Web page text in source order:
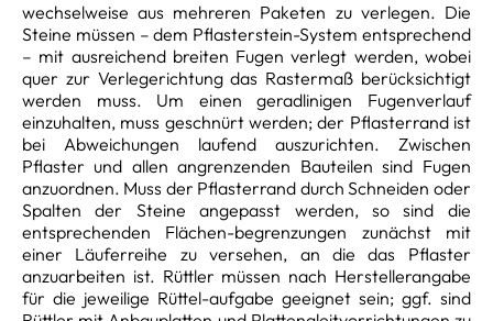
wechselweise aus mehreren Paketen zu verlegen. Die
Steine müssen – dem Pflasterstein-System entsprechend
– mit ausreichend breiten Fugen verlegt werden, wobei
quer zur Verlegerichtung das Rastermaß berücksichtigt
werden muss. Um einen geradlinigen Fugenverlauf
einzuhalten, muss geschnürt werden; der Pflasterrand ist
bei Abweichungen laufend auszurichten. Zwischen
Pflaster und allen angrenzenden Bauteilen sind Fugen
anzuordnen. Muss der Pflasterrand durch Schneiden oder
Spalten der Steine angepasst werden, so sind die
entsprechenden Flächen-begrenzungen zunächst mit
einer Läuferreihe zu versehen, an die das Pflaster
anzuarbeiten ist. Rüttler müssen nach Herstellerangabe
für die jeweilige Rüttel-aufgabe geeignet sein; ggf. sind